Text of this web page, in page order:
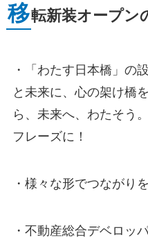
移転新装オープン
・「わたす日本橋」の
と未来に、心の架け橋
ら、未来へ、わたそう
フレーズに！
・様々な形でつながり
・不動産総合デベロッ